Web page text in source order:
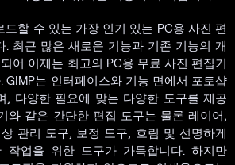
드할 수 있는 가장 인기 있는 PC용 사진 편
. 최근 많은 새로운 기능과 기존 기능의 개
어 이제는 최고의 PC용 무료 사진 편집기
GIMP는 인터페이스와 기능 면에서 포토샵
, 다양한 필요에 맞는 다양한 도구를 제공
와 같은 간단한 편집 도구는 물론 레이어,
관리 도구, 보정 도구, 흐림 및 선명하게
업을 위한 도구가 가득합니다. 하지만